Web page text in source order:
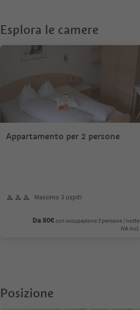
Esplora le camere
Appartamento per 2 persone
Massimo 3 ospiti
Da 80€ con occupazione 3 persone / notte
IVA incl.
Posizione